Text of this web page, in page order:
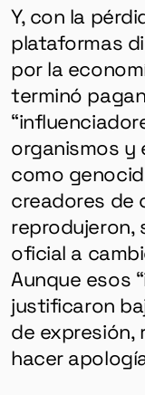
Y, con la
plataformas
por la
terminó
organismos y
como
creadores de
reprodujeron,
oficial a
Aunque esos
justificaron
de expresión,
hacer